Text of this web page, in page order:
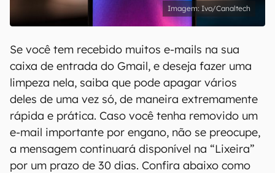
Ivo/Canaltech
Se você tem recebido muitos e-mails na sua
caixa de entrada do Gmail, e deseja fazer uma
limpeza nela, saiba que pode apagar vários
deles de uma vez só, de maneira extremamente
rápida e prática. Caso você tenha removido um
e-mail importante por engano, não se preocupe,
a mensagem continuará disponível na “Lixeira”
por um prazo de 30 dias. Confira abaixo como